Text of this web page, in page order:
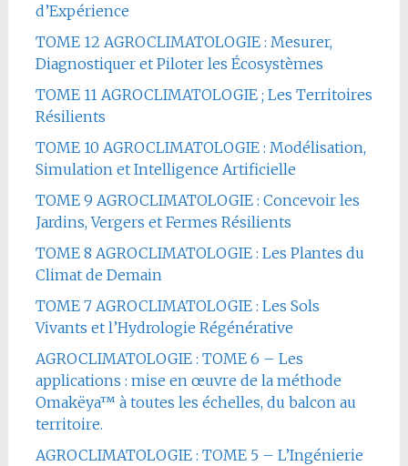
d’Expérience
TOME 12 AGROCLIMATOLOGIE : Mesurer,
Diagnostiquer et Piloter les Écosystèmes
TOME 11 AGROCLIMATOLOGIE ; Les Territoires
Résilients
TOME 10 AGROCLIMATOLOGIE : Modélisation,
Simulation et Intelligence Artificielle
TOME 9 AGROCLIMATOLOGIE : Concevoir les
Jardins, Vergers et Fermes Résilients
TOME 8 AGROCLIMATOLOGIE : Les Plantes du
Climat de Demain
TOME 7 AGROCLIMATOLOGIE : Les Sols
Vivants et l’Hydrologie Régénérative
AGROCLIMATOLOGIE : TOME 6 – Les
applications : mise en œuvre de la méthode
Omakëya™ à toutes les échelles, du balcon au
territoire.
AGROCLIMATOLOGIE : TOME 5 – L’Ingénierie